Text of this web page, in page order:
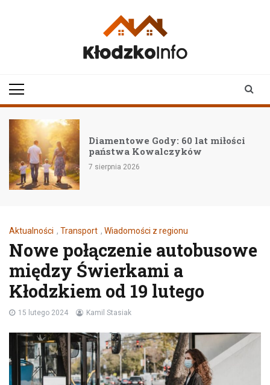
Diamentowe Gody: 60 lat miłości
państwa Kowalczyków
7 sierpnia 2026
Aktualności , Transport , Wiadomości z regionu
Nowe połączenie autobusowe
między Świerkami a
Kłodzkiem od 19 lutego
15 lutego 2024 Kamil Stasiak